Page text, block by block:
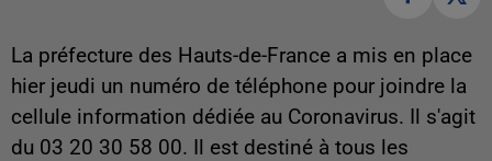
La préfecture des Hauts-de-France a mis en place
hier jeudi un numéro de téléphone pour joindre la
cellule information dédiée au Coronavirus. Il s'agit
du 03 20 30 58 00. Il est destiné à tous les